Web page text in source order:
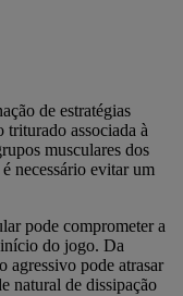
de estratégias
triturado associada à
musculares dos
necessário evitar um
pode comprometer a
do jogo. Da
agressivo pode atrasar
natural de dissipação